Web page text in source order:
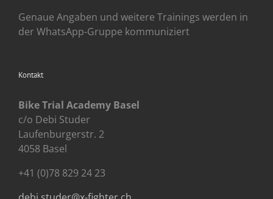
Genaue Angaben und weitere Trainings werden in
der WhatsApp-Gruppe kommuniziert
Kontakt
Bike Trial Academy Basel
c/o Debi Studer
Laufenburgerstr. 2
4058 Basel
+41 (0)78 829 24 23